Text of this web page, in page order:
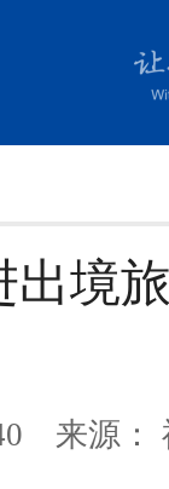
出境
来源：